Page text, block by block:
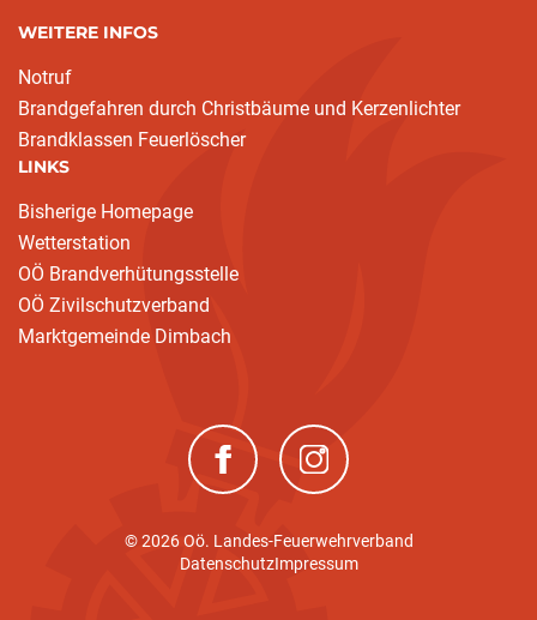
WEITERE INFOS
Notruf(current)
Brandgefahren durch Christbäume und Kerzenlichter
Brandklassen Feuerlöscher
LINKS
Bisherige Homepage
Wetterstation
OÖ Brandverhütungsstelle
OÖ Zivilschutzverband
Marktgemeinde Dimbach
(neues Fenster)(neues Fenster)
© 2026 Oö. Landes-Feuerwehrverband
DatenschutzImpressum